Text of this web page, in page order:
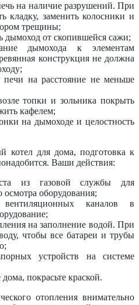
на наличие разрушений. При
кладку, заменить колосники и
трещины;
дымоход от скопившейся сажи;
дымохода к элементам
конструкция не должна
печи на расстояние не меньше
топки и зольника покрыть
кафелем;
на дымоходе и целостность
котел для дома, подготовка к
Ваши действия:
из газовой службы для
осмотра оборудования;
каналов в
на заполнение водой. При
чтобы все батареи и трубы
устройств на системе
покрасьте краской.
отопления внимательно